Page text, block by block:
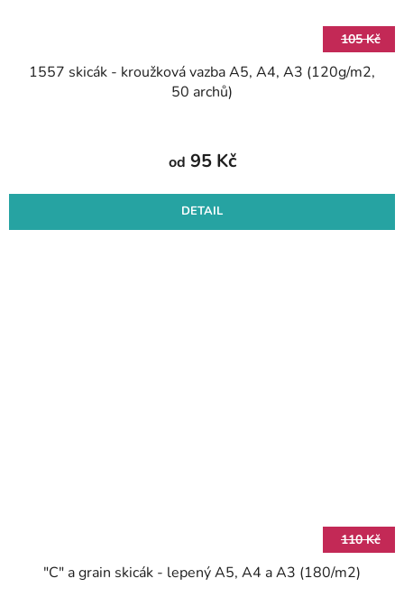
105 Kč
1557 skicák - kroužková vazba A5, A4, A3 (120g/m2,
50 archů)
od 95 Kč
DETAIL
110 Kč
"C" a grain skicák - lepený A5, A4 a A3 (180/m2)